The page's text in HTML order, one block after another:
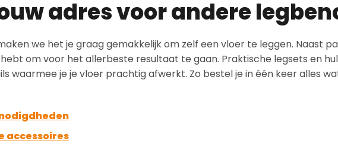
adres voor andere
maken we het je graag gemakkelijk om zelf een vloer te leggen. Naast
om voor het allerbeste resultaat te gaan. Praktische legsets en
waarmee je je vloer prachtig afwerkt. Zo bestel je in één keer alles
accessoires